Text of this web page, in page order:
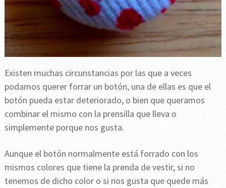
Existen muchas circunstancias por las que a veces
podamos querer forrar un botón, una de ellas es que el
botón pueda estar deteriorado, o bien que queramos
combinar el mismo con la prensilla que lleva o
simplemente porque nos gusta.
Aunque el botón normalmente está forrado con los
mismos colores que tiene la prenda de vestir, si no
tenemos de dicho color o si nos gusta que quede más